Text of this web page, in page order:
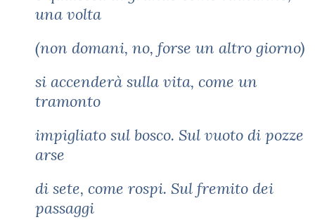
una volta
(non domani, no, forse un altro giorno)
si accenderà sulla vita, come un
tramonto
impigliato sul bosco. Sul vuoto di pozze
arse
di sete, come rospi. Sul fremito dei
passaggi